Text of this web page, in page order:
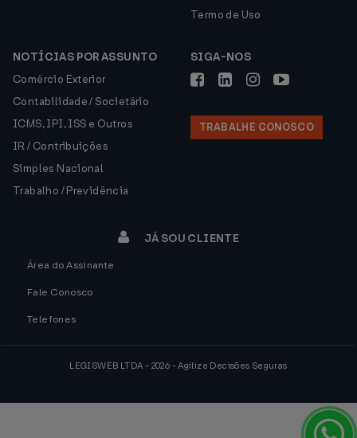
Termo de Uso
NOTÍCIAS POR ASSUNTO
Comércio Exterior
Contabilidade / Societário
ICMS, IPI, ISS e Outros
IR / Contribuições
Simples Nacional
Trabalho / Previdência
SIGA-NOS
TRABALHE CONOSCO
JÁ SOU CLIENTE
Área do Assinante
Fale Conosco
Telefones
LEGISWEB LTDA - 2026 - Agilize Decisões Seguras